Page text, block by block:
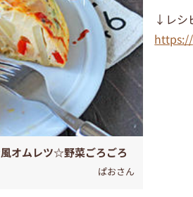
オムレツ☆野菜ごろごろ
ぱおさん
↓レシ